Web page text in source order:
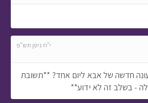
י"ח ניסן תש"פ
חדשה של אבא ליום אחד? **תשובת
- בשלב זה לא ידוע**